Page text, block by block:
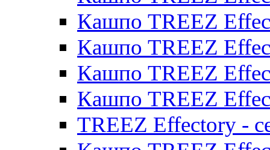
Кашпо TREEZ
Кашпо TREEZ
Кашпо TREEZ
Кашпо TREEZ
TREEZ Effectory -